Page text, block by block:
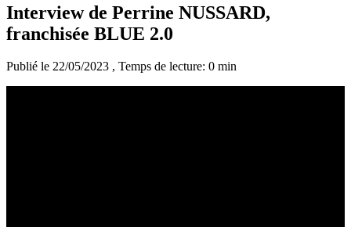
Interview de Perrine NUSSARD,
franchisée BLUE 2.0
Publié le 22/05/2023 , Temps de lecture: 0 min